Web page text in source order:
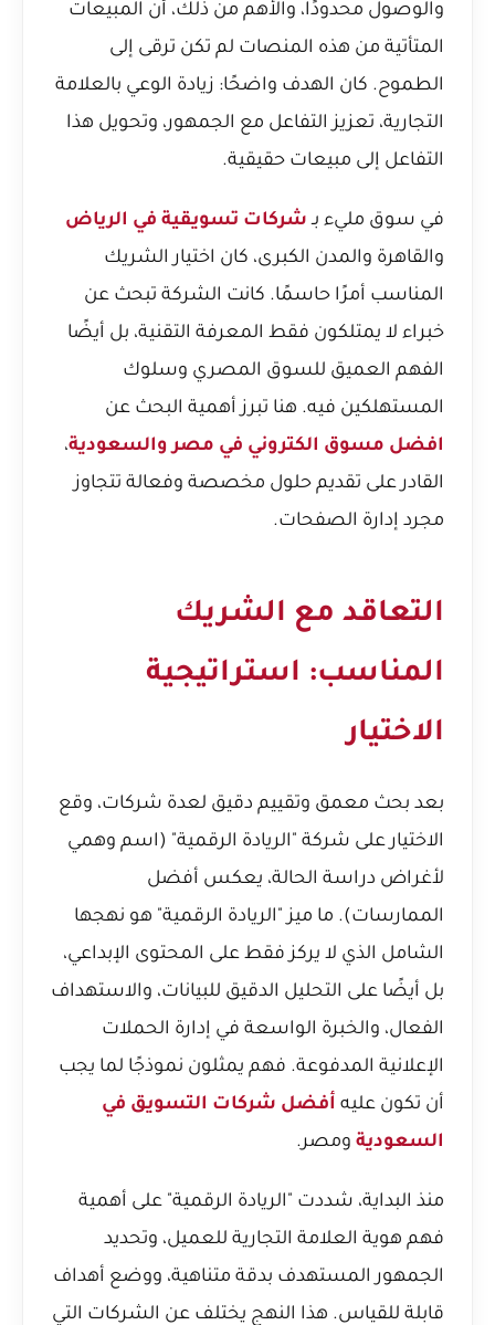
والوصول محدودًا، والأهم من ذلك، أن المبيعات
المتأتية من هذه المنصات لم تكن ترقى إلى
الطموح. كان الهدف واضحًا: زيادة الوعي بالعلامة
التجارية، تعزيز التفاعل مع الجمهور، وتحويل هذا
التفاعل إلى مبيعات حقيقية.
في سوق مليء بـ شركات تسويقية في الرياض
والقاهرة والمدن الكبرى، كان اختيار الشريك
المناسب أمرًا حاسمًا. كانت الشركة تبحث عن
خبراء لا يمتلكون فقط المعرفة التقنية، بل أيضًا
الفهم العميق للسوق المصري وسلوك
المستهلكين فيه. هنا تبرز أهمية البحث عن
افضل مسوق الكتروني في مصر والسعودية،
القادر على تقديم حلول مخصصة وفعالة تتجاوز
مجرد إدارة الصفحات.
التعاقد مع الشريك
المناسب: استراتيجية
الاختيار
بعد بحث معمق وتقييم دقيق لعدة شركات، وقع
الاختيار على شركة "الريادة الرقمية" (اسم وهمي
لأغراض دراسة الحالة، يعكس أفضل
الممارسات). ما ميز "الريادة الرقمية" هو نهجها
الشامل الذي لا يركز فقط على المحتوى الإبداعي،
بل أيضًا على التحليل الدقيق للبيانات، والاستهداف
الفعال، والخبرة الواسعة في إدارة الحملات
الإعلانية المدفوعة. فهم يمثلون نموذجًا لما يجب
أن تكون عليه أفضل شركات التسويق في
السعودية ومصر.
منذ البداية، شددت "الريادة الرقمية" على أهمية
فهم هوية العلامة التجارية للعميل، وتحديد
الجمهور المستهدف بدقة متناهية، ووضع أهداف
قابلة للقياس. هذا النهج يختلف عن الشركات التي